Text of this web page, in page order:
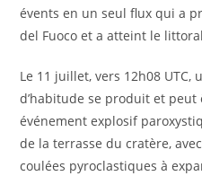
évents en un seul flux qui a
del Fuoco et a atteint le
Le 11 juillet, vers 12h08
d’habitude se produit et peut
événement explosif
de la terrasse du cratère,
coulées pyroclastiques à